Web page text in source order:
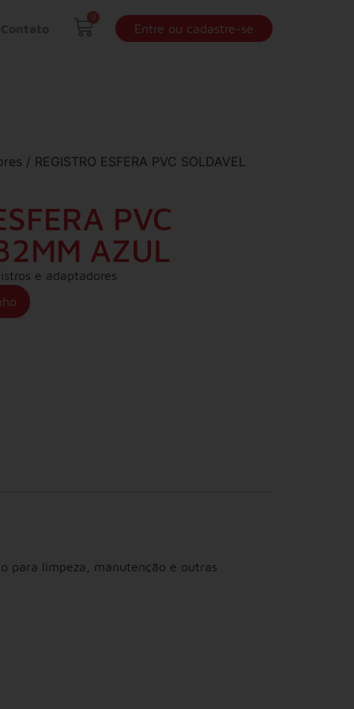
0
Entre ou cadastre-se
/ REGISTRO ESFERA PVC SOLDAVEL
PVC
AZUL
e adaptadores
para limpeza, manutenção e outras